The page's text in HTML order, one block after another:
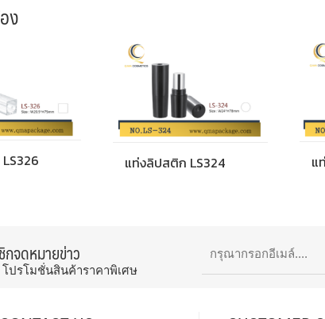
ง
แท่งลิปสติก LS324 แ
จดหมายข่าว
โปรโมชั่นสินค้าราคาพิเศษ